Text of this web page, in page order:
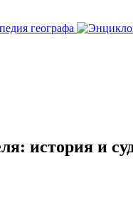
история и